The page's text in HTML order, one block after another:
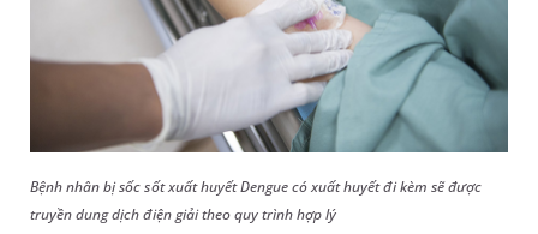
Bệnh nhân bị sốc sốt xuất huyết Dengue có xuất huyết đi kèm sẽ được
truyền dung dịch điện giải theo quy trình hợp lý